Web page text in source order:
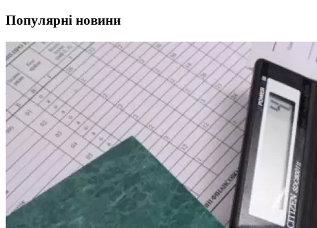
Популярні новини